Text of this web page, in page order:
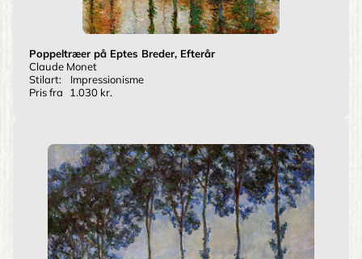
Poppeltræer på Eptes Breder, Efterår
Claude Monet
Stilart:
Impressionisme
Pris fra
1.030 kr.